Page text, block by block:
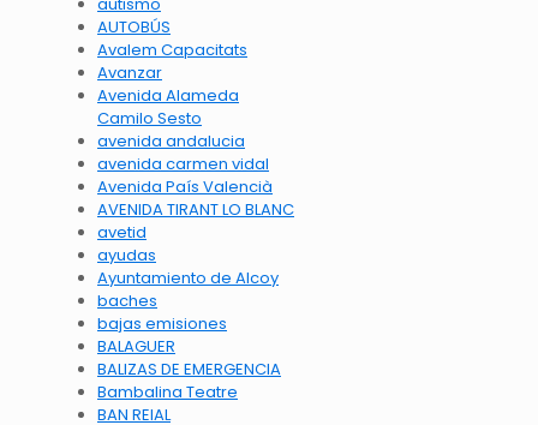
AUTOBÚS
Avalem Capacitats
Avanzar
Avenida Alameda
Camilo Sesto
avenida andalucia
avenida carmen vidal
Avenida País Valencià
AVENIDA TIRANT LO BLANC
avetid
ayudas
Ayuntamiento de Alcoy
baches
bajas emisiones
BALAGUER
BALIZAS DE EMERGENCIA
Bambalina Teatre
BAN REIAL